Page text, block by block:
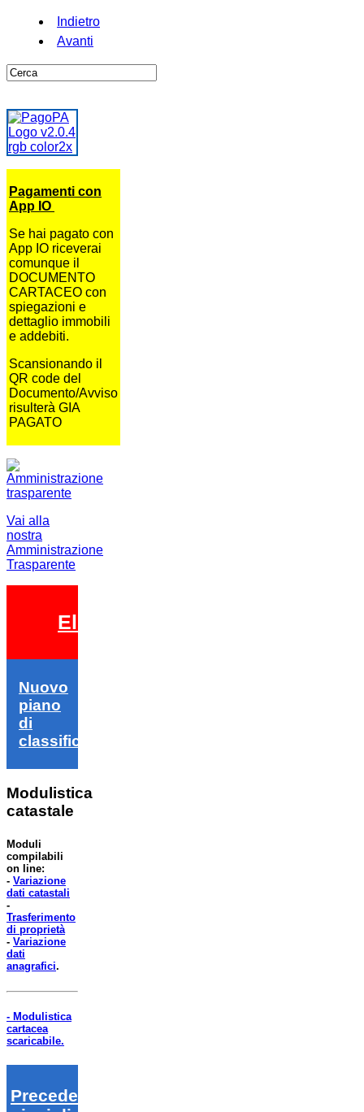
Indietro
Avanti
Pagamenti con
App IO
Se hai pagato con
App IO riceverai
comunque il
DOCUMENTO
CARTACEO con
spiegazioni e
dettaglio immobili
e addebiti.
Scansionando il
QR code del
Documento/Avviso
risulterà GIA
PAGATO
Vai alla
nostra
Amministrazione
Trasparente
Elezioni 2026
Nuovo
piano
di
classifica
Modulistica
catastale
Moduli
compilabili
on line:
- Variazione
dati catastali
-
Trasferimento
di proprietà
- Variazione
dati
anagrafici.
- Modulistica
cartacea
scaricabile.
Precedenti